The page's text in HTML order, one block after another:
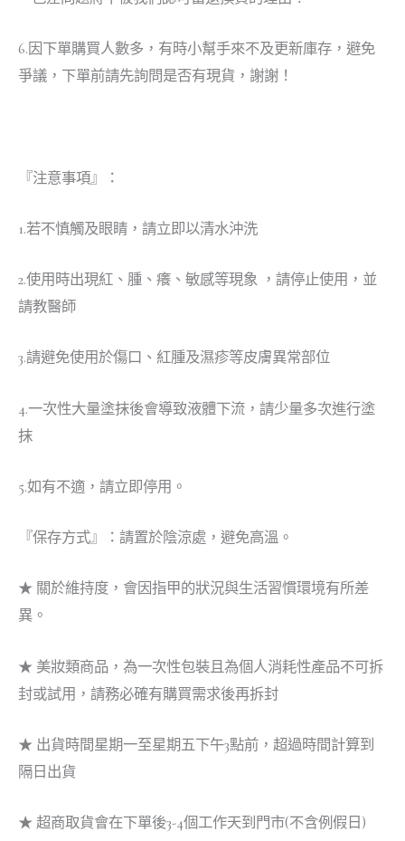
6.因下單購買人數多，有時小幫手來不及更新庫存，避免
爭議，下單前請先詢問是否有現貨，謝謝！
『注意事項』：
1.若不慎觸及眼睛，請立即以清水沖洗
2.使用時出現紅、腫、癢、敏感等現象 ，請停止使用，並
請教醫師
3.請避免使用於傷口、紅腫及濕疹等皮膚異常部位
4.一次性大量塗抹後會導致液體下流，請少量多次進行塗
抹
5.如有不適，請立即停用。
『保存方式』：請置於陰涼處，避免高溫。
★ 關於維持度，會因指甲的狀況與生活習慣環境有所差
異。
★ 美妝類商品，為一次性包裝且為個人消耗性產品不可拆
封或試用，請務必確有購買需求後再拆封
★ 出貨時間星期一至星期五下午3點前，超過時間計算到
隔日出貨
★ 超商取貨會在下單後3-4個工作天到門市(不含例假日)